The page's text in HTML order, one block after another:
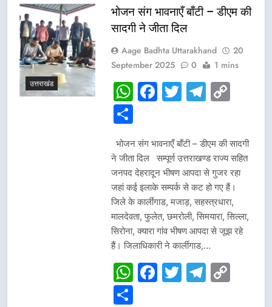
उत्तराखंड
भोजन संग भावनाएँ बाँटी – डीएम की
सादगी ने जीता दिल
Aage Badhta Uttarakhand
20
September 2025
0 1 mins
WhatsApp
Facebook
Twitter
Share
भोजन संग भावनाएँ बाँटी – डीएम की सादगी
ने जीता दिल सम्पूर्ण उत्तराखण्ड राज्य सहित
जनपद देहरादून भीषण आपदा से गुजर रहा
जहां कई इलाके सम्पर्क से कट हो गए हैं।
जिले के कार्लीगाड, मजाड़, सहस्त्रधारा,
मालदेवता, फुलेत, छमरोली, सिमयारा, सिल्ला,
सिरोना, क्यारा गांव भीषण आपदा से जूझ रहे
हैं। जिलाधिकारी ने कार्लीगाड,…
WhatsApp
Facebook
Twitter
Share